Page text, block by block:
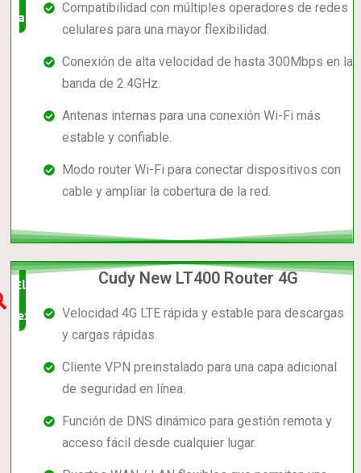
valorado!
Compatibilidad con múltiples operadores de redes
celulares para una mayor flexibilidad.
Conexión de alta velocidad de hasta 300Mbps en la
banda de 2.4GHz.
Antenas internas para una conexión Wi-Fi más
estable y confiable.
Modo router Wi-Fi para conectar dispositivos con
cable y ampliar la cobertura de la red.
Elección
experta
Cudy New LT400 Router 4G
Velocidad 4G LTE rápida y estable para descargas
y cargas rápidas.
Cliente VPN preinstalado para una capa adicional
de seguridad en línea.
Función de DNS dinámico para gestión remota y
acceso fácil desde cualquier lugar.